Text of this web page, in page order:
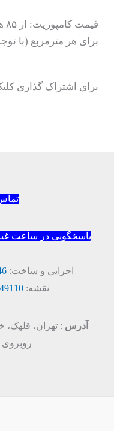
برای هر مترمربع (با
برای اشتراک گذاری
تماس 8 صبح
پاسخگویی در ساعت غیر
اجرایی و ساخت:
نقشه:
آدرس : تهران، قلهک،
روبروی